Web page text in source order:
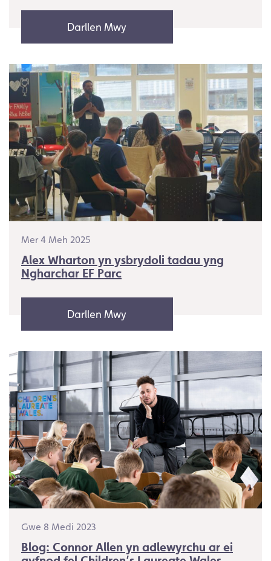
Darllen Mwy
Mer 4 Meh 2025
Alex Wharton yn ysbrydoli tadau yng
Ngharchar EF Parc
Darllen Mwy
Gwe 8 Medi 2023
Blog: Connor Allen yn adlewyrchu ar ei